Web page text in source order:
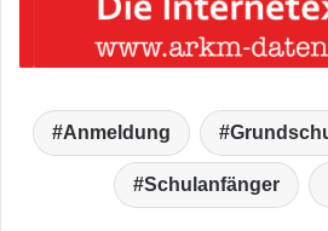
Anmeldung
Schulanfänger